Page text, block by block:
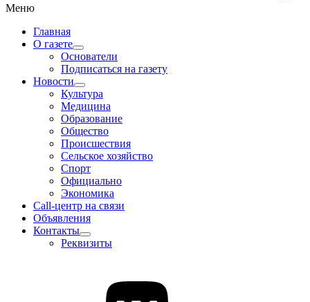
Меню
Главная
О газете
Основатели
Подписаться на газету
Новости
Культура
Медицина
Образование
Общество
Происшествия
Сельское хозяйство
Спорт
Официально
Экономика
Call-центр на связи
Объявления
Контакты
Реквизиты